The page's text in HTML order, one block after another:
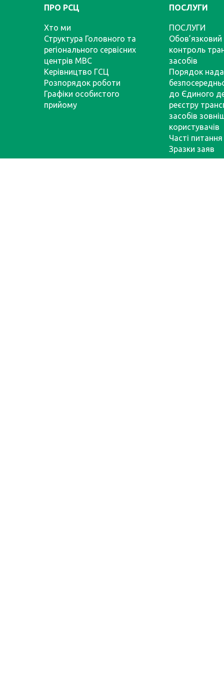
ПРО РСЦ
Хто ми
Структура Головного та
регіонального сервісних
центрів МВС
Керівництво ГСЦ
Розпорядок роботи
Графіки особистого
прийому
ПОСЛУГИ
ПОСЛУГИ
Обов’язковий
контроль
засобів
Порядок
до Єдиного
реєстру
засобів
користувачів
Часті питання
Зразки заяв